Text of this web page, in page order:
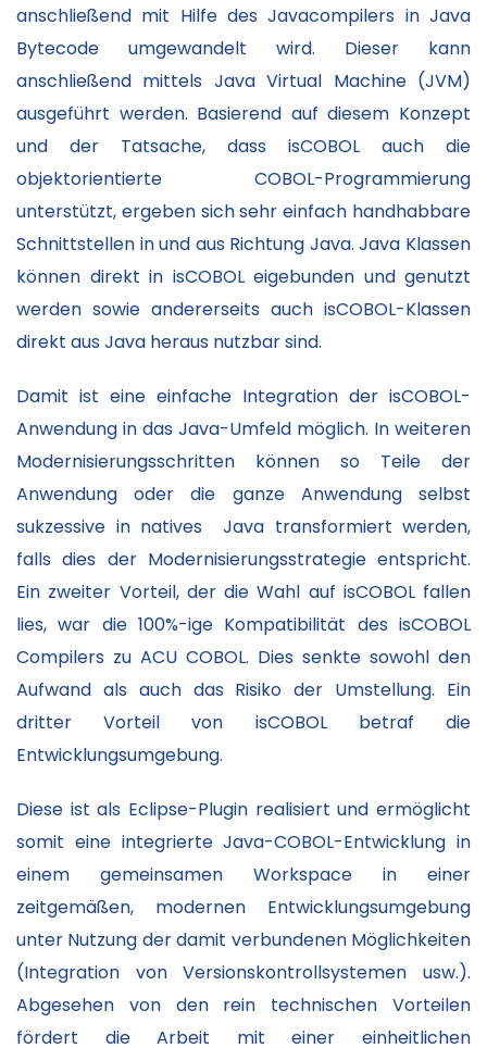
anschließend mit Hilfe des Javacompilers in Java
Bytecode umgewandelt wird. Dieser kann
anschließend mittels Java Virtual Machine (JVM)
ausgeführt werden. Basierend auf diesem Konzept
und der Tatsache, dass isCOBOL auch die
objektorientierte COBOL-Programmierung
unterstützt, ergeben sich sehr einfach handhabbare
Schnittstellen in und aus Richtung Java. Java Klassen
können direkt in isCOBOL eigebunden und genutzt
werden sowie andererseits auch isCOBOL-Klassen
direkt aus Java heraus nutzbar sind.
Damit ist eine einfache Integration der isCOBOL-
Anwendung in das Java-Umfeld möglich. In weiteren
Modernisierungsschritten können so Teile der
Anwendung oder die ganze Anwendung selbst
sukzessive in natives Java transformiert werden,
falls dies der Modernisierungsstrategie entspricht.
Ein zweiter Vorteil, der die Wahl auf isCOBOL fallen
lies, war die 100%-ige Kompatibilität des isCOBOL
Compilers zu ACU COBOL. Dies senkte sowohl den
Aufwand als auch das Risiko der Umstellung. Ein
dritter Vorteil von isCOBOL betraf die
Entwicklungsumgebung.
Diese ist als Eclipse-Plugin realisiert und ermöglicht
somit eine integrierte Java-COBOL-Entwicklung in
einem gemeinsamen Workspace in einer
zeitgemäßen, modernen Entwicklungsumgebung
unter Nutzung der damit verbundenen Möglichkeiten
(Integration von Versionskontrollsystemen usw.).
Abgesehen von den rein technischen Vorteilen
fördert die Arbeit mit einer einheitlichen